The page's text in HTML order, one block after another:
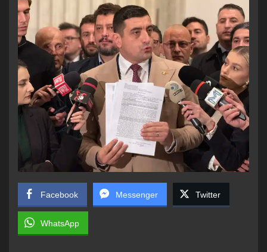
Facebook Messenger Twitter
WhatsApp